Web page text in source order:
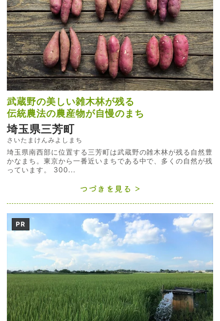
武蔵野の美しい雑木林が残る
伝統農法の農産物が自慢のまち
埼玉県三芳町
さいたまけんみよしまち
埼玉県南西部に位置する三芳町は武蔵野の雑木林が残る自然豊
かなまち。東京から一番近いまちである中で、多くの自然が残
っています。 300...
つづきを見る
PR